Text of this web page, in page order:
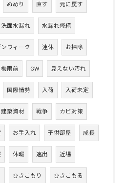
ぬめり 直す 元に戻す
洗面水漏れ 水漏れ修繕
ウィーク 連休 お掃除
梅雨前 GW 見えない汚れ
国際情勢 入荷 入荷未定
建築資材 戦争 カビ対策
お手入れ 子供部屋 成長
休暇 遠出 近場
ひきこもり ひきこもる